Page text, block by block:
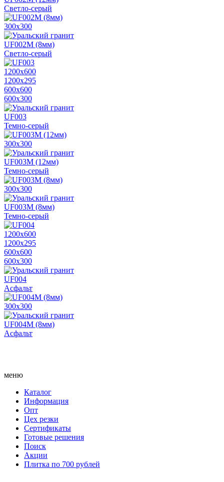
Светло-серый
300х300
UF002M (8мм)
Светло-серый
1200х600
1200х295
600х600
600х300
UF003
Темно-серый
300х300
UF003M (12мм)
Темно-серый
300х300
UF003M (8мм)
Темно-серый
1200х600
1200х295
600х600
600х300
UF004
Асфальт
300х300
UF004M (8мм)
Асфальт
меню
Каталог
Информация
Опт
Цех резки
Сертификаты
Готовые решения
Поиск
Акции
Плитка по 700 рублей